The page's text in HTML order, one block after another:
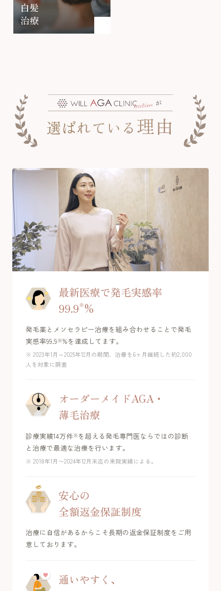
白髪
治療
が
選ばれている 理由
最新医療で発毛実感率
99.9※ %
発毛薬とメソセラピー治療を組み合わせることで発毛
実感率99.9※%を達成してます。
※ 2023年1月～2025年12月の期間、治療を6ヶ月継続した約2,000
人を対象に調査
オーダーメイドAGA・
薄毛治療
診療実績14万件※を超える発毛専門医ならではの診断
と治療で最適な治療を行います。
※ 2018年1月〜2024年12月末迄の来院実績による。
安心の
全額返金保証制度
治療に自信があるからこそ長期の返金保証制度をご用
意しております。
通いやすく、